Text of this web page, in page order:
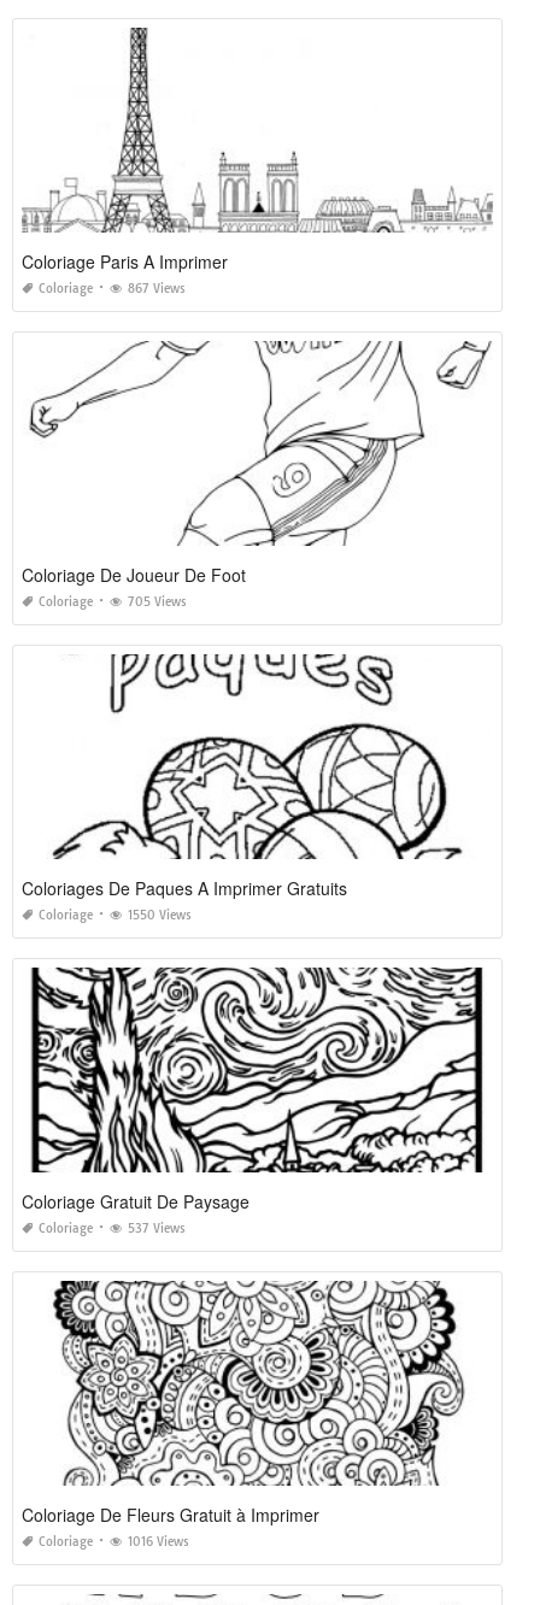
Coloriage Paris A Imprimer
Coloriage 867 Views
Coloriage De Joueur De Foot
Coloriage 705 Views
Coloriages De Paques A Imprimer Gratuits
Coloriage 1550 Views
Coloriage Gratuit De Paysage
Coloriage 537 Views
Coloriage De Fleurs Gratuit à Imprimer
Coloriage 1016 Views